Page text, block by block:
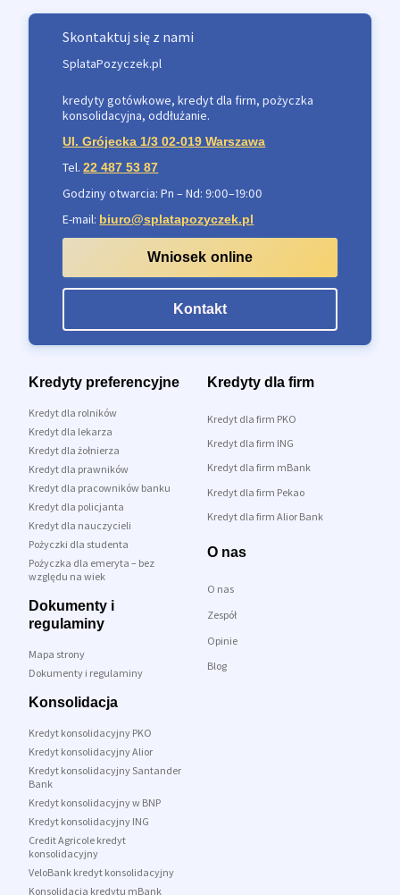
Kredyty preferencyjne
Kredyt dla rolników
Kredyt dla lekarza
Kredyt dla żołnierza
Kredyt dla prawników
Kredyt dla pracowników banku
Kredyt dla policjanta
Kredyt dla nauczycieli
Pożyczki dla studenta
Pożyczka dla emeryta – bez
względu na wiek
Dokumenty i
regulaminy
Mapa strony
Dokumenty i regulaminy
Kredyty dla firm
Kredyt dla firm PKO
Kredyt dla firm ING
Kredyt dla firm mBank
Kredyt dla firm Pekao
Kredyt dla firm Alior Bank
O nas
O nas
Zespół
Opinie
Blog
Konsolidacja
Kredyt konsolidacyjny PKO
Kredyt konsolidacyjny Alior
Kredyt konsolidacyjny Santander
Bank
Kredyt konsolidacyjny w BNP
Kredyt konsolidacyjny ING
Credit Agricole kredyt
konsolidacyjny
VeloBank kredyt konsolidacyjny
Konsolidacja kredytu mBank
Skontaktuj się z nami
SplataPozyczek.pl
kredyty gotówkowe, kredyt dla firm, pożyczka
konsolidacyjna, oddłużanie.
Ul. Grójecka 1/3 02-019 Warszawa
Tel.22 487 53 87
Godziny otwarcia: Pn – Nd: 9:00–19:00
E-mail: biuro@splatapozyczek.pl
Wniosek online
Kontakt